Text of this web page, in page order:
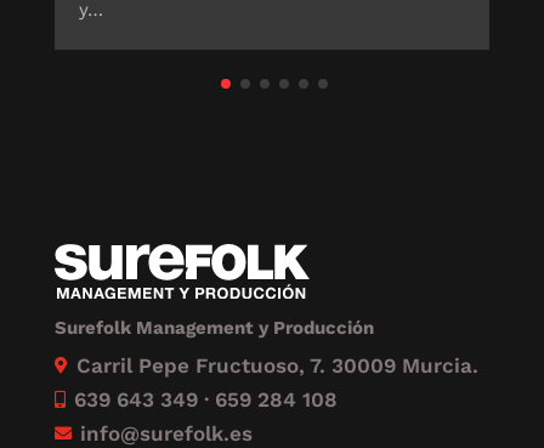
y…
Surefolk Management y Producción
 Carril Pepe Fructuoso, 7. 30009 Murcia.
 639 643 349 · 659 284 108
 info@surefolk.es